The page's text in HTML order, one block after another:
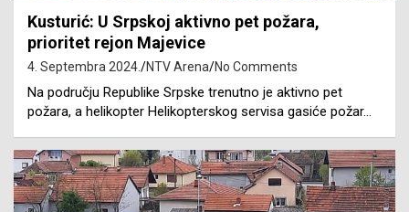
Kusturić: U Srpskoj aktivno pet požara,
prioritet rejon Majevice
4. Septembra 2024. NTV Arena No Comments
Na području Republike Srpske trenutno je aktivno pet
požara, a helikopter Helikopterskog servisa gasiće požar…